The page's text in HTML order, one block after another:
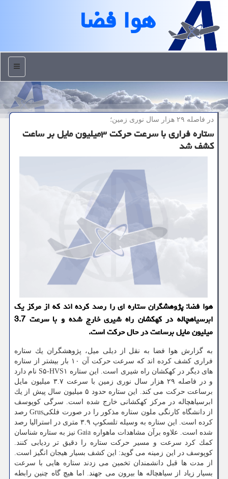
هوا فضا
منو
در فاصله ۲۹ هزار سال نوری زمین؛
ستاره فراری با سرعت حركت ۳میلیون مایل بر ساعت
كشف شد
هوا فضا: پژوهشگران ستاره ای را رصد كرده اند كه از مركز یك
ابرسیاهچاله در كهكشان راه شیری خارج شده و با سرعت 3.7
میلیون مایل برساعت در حال حركت است.
به گزارش هوا فضا به نقل از دیلی میل، پژوهشگران یك ستاره
فراری كشف كرده اند كه سرعت حركت آن ۱۰ بار بیشتر از ستاره
های دیگر در كهكشان راه شیری است. این ستاره S۵-HVS۱ نام دارد
و در فاصله ۲۹ هزار سال نوری زمین با سرعت ۳.۷ میلیون مایل
برساعت حركت می كند. این ستاره حدود ۵ میلیون سال پیش از یك
ابرسیاهچاله در مركز كهكشانی خارج شده است. سرگی كوپوسف
از دانشگاه كارنگی ملون ستاره مذكور را در صورت فلكیGrus رصد
كرده است. این ستاره به وسیله تلسكوپ ۳.۹ متری در استرالیا رصد
شده است. علاوه برآن مشاهدات ماهواره Gaia نیز به ستاره شناسان
كمك كرد سرعت و مسیر حركت ستاره را دقیق تر ردیابی كنند.
كوپوسف در این زمینه می گوید: این كشف بسیار هیجان انگیز است.
از مدت ها قبل دانشمندان تخمین می زدند ستاره هایی با سرعت
بسیار زیاد از سیاهچاله ها بیرون می جهند. اما هیچ گاه چنین رابطه